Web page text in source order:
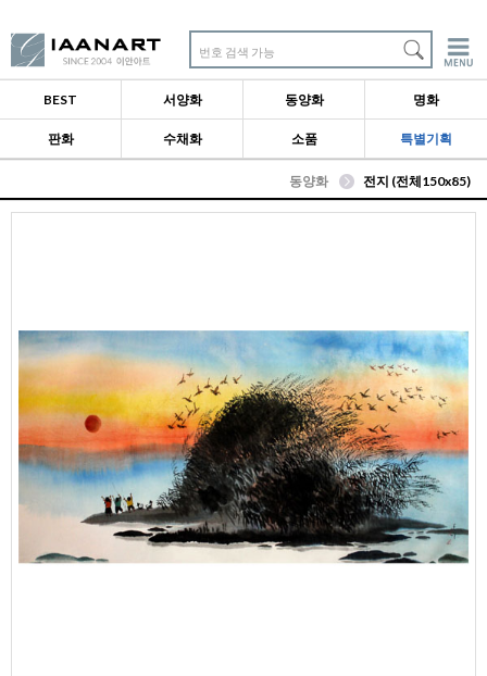
번호 검색 가능
BEST 서양화 동양화 명화
판화 수채화 소품 특별기획
동양화 전지 (전체150x85)